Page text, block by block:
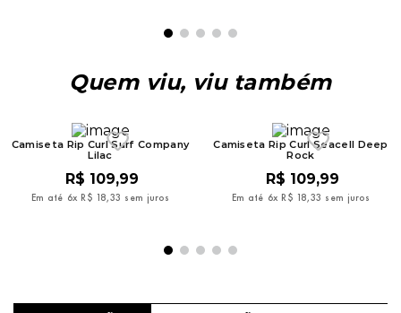
Quem viu, viu também
Camiseta Rip Curl Surf Company
Lilac
R$ 109,99
Em até 6x R$ 18,33 sem juros
Camiseta Rip Curl Seacell Deep
Rock
R$ 109,99
Em até 6x R$ 18,33 sem juros